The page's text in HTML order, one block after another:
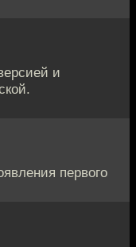
и
первого